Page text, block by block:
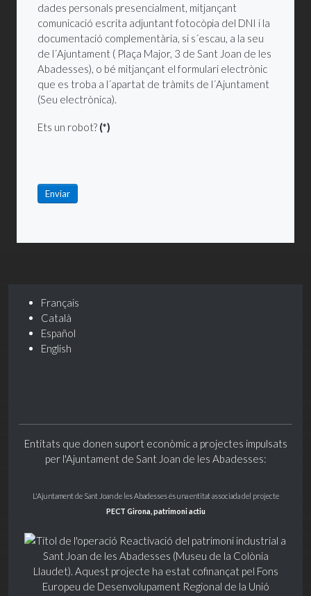
dades personals presencialment, mitjançant
comunicació escrita adjuntant fotocòpia del DNI i la
documentació complementària, si s´escau, a la seu
de l´Ajuntament ( Plaça Major, 3 de Sant Joan de les
Abadesses), o bé mitjançant el formulari electrònic
que es troba a l´apartat de tràmits de l´Ajuntament
(Seu electrònica).
Ets un robot? (*)
Enviar
Français
Català
Español
English
Entitats que donen suport econòmic a projectes impulsats
per l'Ajuntament de Sant Joan de les Abadesses:
L'Ajuntament de Sant Joan de les Abadesses és una entitat associada del projecte
PECT Girona, patrimoni actiu